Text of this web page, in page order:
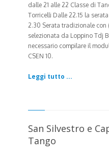
dalle 21 alle 22 Classe di
Torricelli Dalle 22.15 la
2.30 Serata tradizionale
selezionata da Loppino Tdj
necessario compilare il
CSEN 10.
Leggi tutto ...
San Silvestro e
Tango